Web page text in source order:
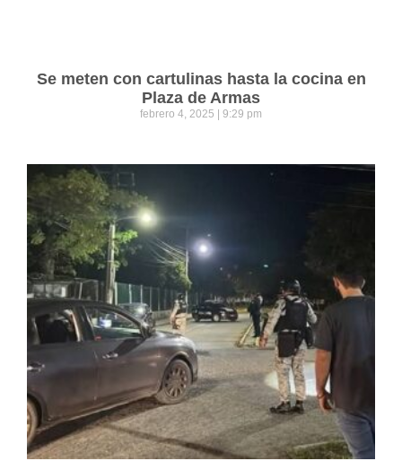
Se meten con cartulinas hasta la cocina en
Plaza de Armas
febrero 4, 2025 9:29 pm